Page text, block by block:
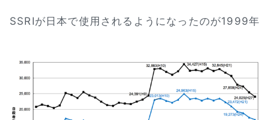
SSRIが日本で使用されるようになったのが1999年